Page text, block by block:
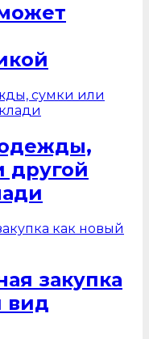
другой
закупка
вид